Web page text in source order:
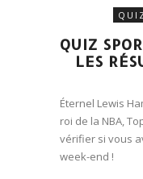
QUIZ
LES
Éternel Lewis
roi de la NBA,
vérifier si vous
week-end !